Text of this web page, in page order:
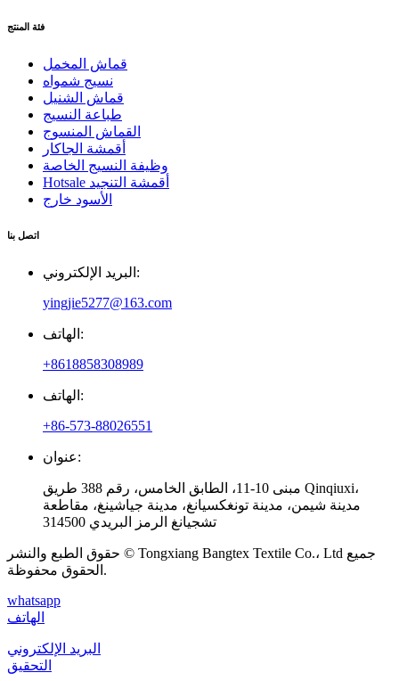
فئة المنتج
قماش المخمل
نسيج شمواه
قماش الشنيل
طباعة النسيج
القماش المنسوج
أقمشة الجاكار
وظيفة النسيج الخاصة
Hotsale أقمشة التنجيد
الأسود خارج
اتصل بنا
البريد الإلكتروني:
yingjie5277@163.com
الهاتف:
+8618858308989
الهاتف:
+86-573-88026551
عنوان:
مبنى 10-11، الطابق الخامس، رقم 388 طريق Qinqiuxi،
مدينة شيمن، مدينة تونغكسيانغ، مدينة جياشينغ، مقاطعة
تشجيانغ الرمز البريدي 314500
حقوق الطبع والنشر © Tongxiang Bangtex Textile Co.، Ltd جميع
الحقوق محفوظة.
whatsapp
الهاتف
البريد الإلكتروني
التحقيق